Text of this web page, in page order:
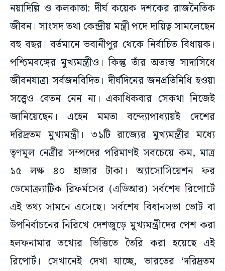
নয়াদিল্লি ও কলকাতা: দীর্ঘ কয়েক দশকের রাজনৈতিক
জীবন। সাংসদ তথা কেন্দ্রীয় মন্ত্রী পদে দায়িত্ব সামলেছেন
বহু বছর। বর্তমানে ভবানীপুর থেকে নির্বাচিত বিধায়ক।
পশ্চিমবঙ্গের মুখ্যমন্ত্রীও। কিন্তু তাঁর অত্যন্ত সাদাসিধে
জীবনযাত্রা সর্বজনবিদিত। দীর্ঘদিনের জনপ্রতিনিধি হওয়া
সত্ত্বেও বেতন নেন না। একাধিকবার সেকথা নিজেই
জানিয়েছেন। এহেন মমতা বন্দ্যোপাধ্যায়ই দেশের
দরিদ্রতম মুখ্যমন্ত্রী। ৩১টি রাজ্যের মুখ্যমন্ত্রীর মধ্যে
তৃণমূল নেত্রীর সম্পদের পরিমাণই সবচেয়ে কম, মাত্র
১৫ লক্ষ ৪০ হাজার টাকা। অ্যাসোসিয়েশন ফর
ডেমোক্র্যাটিক রিফর্মসের (এডিআর) সর্বশেষ রিপোর্টে
এই তথ্য সামনে এসেছে। সর্বশেষ বিধানসভা ভোট বা
উপনির্বাচনের নিরিখে দেশজুড়ে মুখ্যমন্ত্রীদের পেশ করা
হলফনামার তথ্যের ভিত্তিতে তৈরি করা হয়েছে এই
রিপোর্ট। সেখানেই দেখা যাচ্ছে, ভারতের ‘দরিদ্রতম